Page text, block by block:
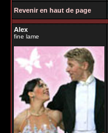
Revenir en haut de page
Alex
fine lame